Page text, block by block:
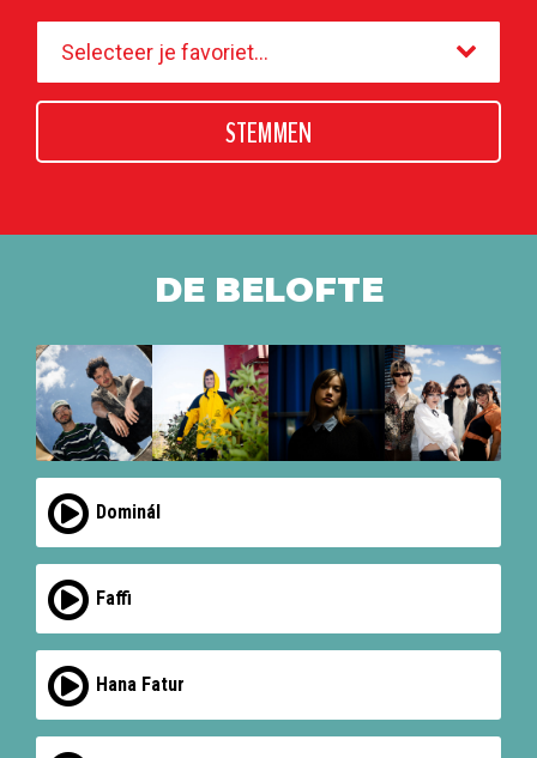
STEMMEN
DE BELOFTE
Dominál
Faffi
Hana Fatur